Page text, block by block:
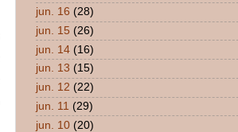
jun. 16 (28)
jun. 15 (26)
jun. 14 (16)
jun. 13 (15)
jun. 12 (22)
jun. 11 (29)
jun. 10 (20)